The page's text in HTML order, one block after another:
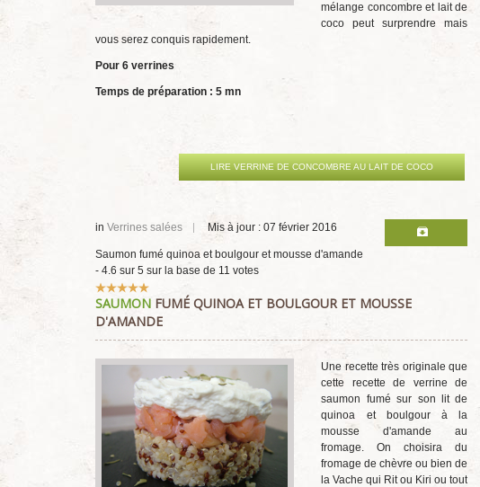
mélange concombre et lait de
coco peut surprendre mais
vous serez conquis rapidement.
Pour 6 verrines
Temps de préparation : 5 mn
LIRE VERRINE DE CONCOMBRE AU LAIT DE COCO
in Verrines salées Mis à jour : 07 février 2016
Saumon fumé quinoa et boulgour et mousse d'amande
- 4.6 sur 5 sur la base de 11 votes
Vote
utilisateur:5 /5
SAUMON FUMÉ QUINOA ET BOULGOUR ET MOUSSE
D'AMANDE
Une recette très originale que
cette recette de verrine de
saumon fumé sur son lit de
quinoa et boulgour à la
mousse d'amande au
fromage. On choisira du
fromage de chèvre ou bien de
la Vache qui Rit ou Kiri ou tout